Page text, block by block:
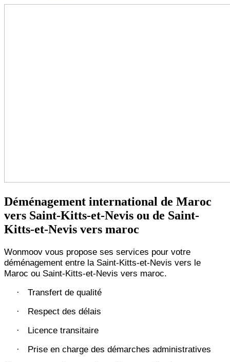
Déménagement international de Maroc
vers Saint-Kitts-et-Nevis ou de Saint-
Kitts-et-Nevis vers maroc
Wonmoov vous propose ses services pour votre
déménagement entre la Saint-Kitts-et-Nevis vers le
Maroc ou Saint-Kitts-et-Nevis vers maroc.
· Transfert de qualité
· Respect des délais
· Licence transitaire
·
Prise en charge des démarches administratives